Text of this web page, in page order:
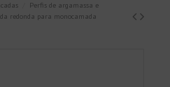
Perfis de argamassa e
redonda para monocamada